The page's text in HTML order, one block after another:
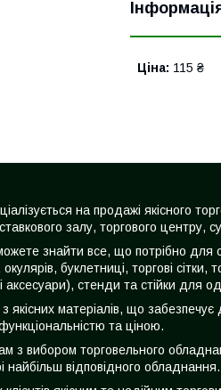
Ціна: 115 ₴
на продажі якісного
залу, торгового центру,
знайти все, що потрібно для
буклетниці, торгові
аксесуари), стенди та стійки для
якісних матеріалів, що
та ціною.
з вибором торговельного
найбільш відповідного обладнання.